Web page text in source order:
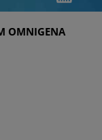
OMNIGENA